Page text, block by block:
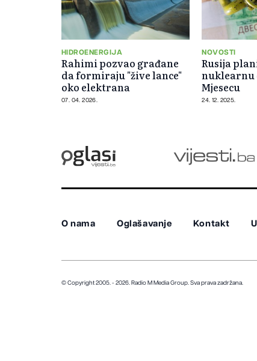
HIDROENERGIJA
Rahimi pozvao građane
da formiraju "žive lance"
oko elektrana
07. 04. 2026.
NOVOSTI
Rusija
nuklearnu
Mjesecu
24. 12. 2025.
O nama Oglašavanje Kontakt
© Copyright 2005. - 2026. Radio M Media Group. Sva prava zadržana.